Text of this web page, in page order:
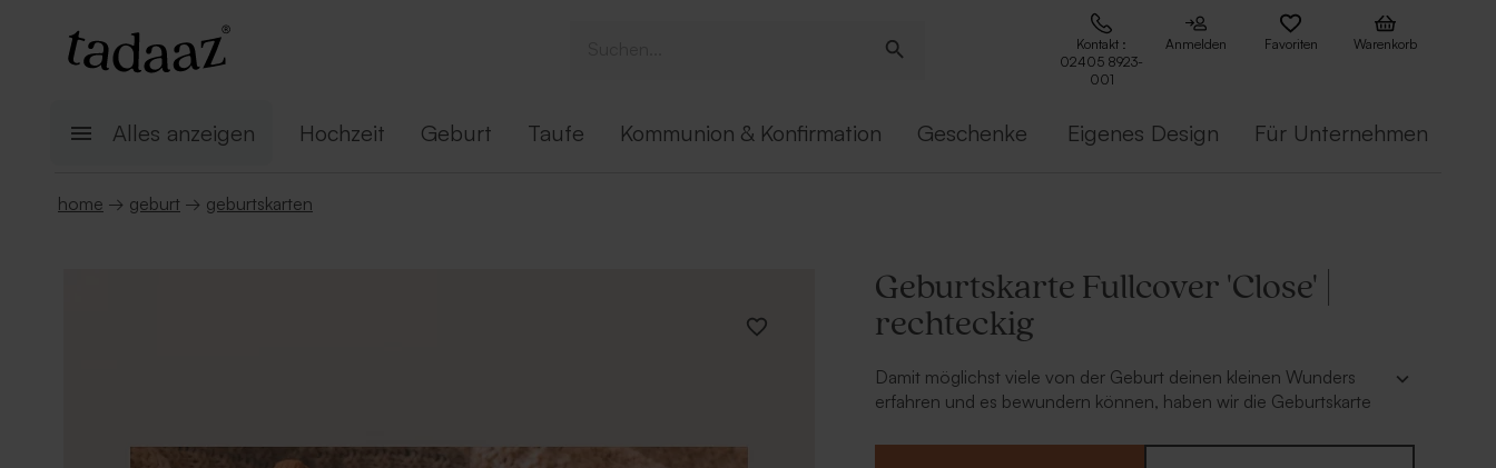
Kontakt :
02405 8923-
001
Anmelden Favoriten Warenkorb
Alles anzeigen Hochzeit Geburt Taufe Kommunion & Konfirmation Geschenke Eigenes Design Für Unternehmen
home → geburt → geburtskarten
Geburtskarte Fullcover 'Close' |
rechteckig
Damit möglichst viele von der Geburt deinen kleinen Wunders
erfahren und es bewundern können, haben wir die Geburtskarte
damit der Fokus genau da liegt wo er liegen soll, bei deinem Baby.